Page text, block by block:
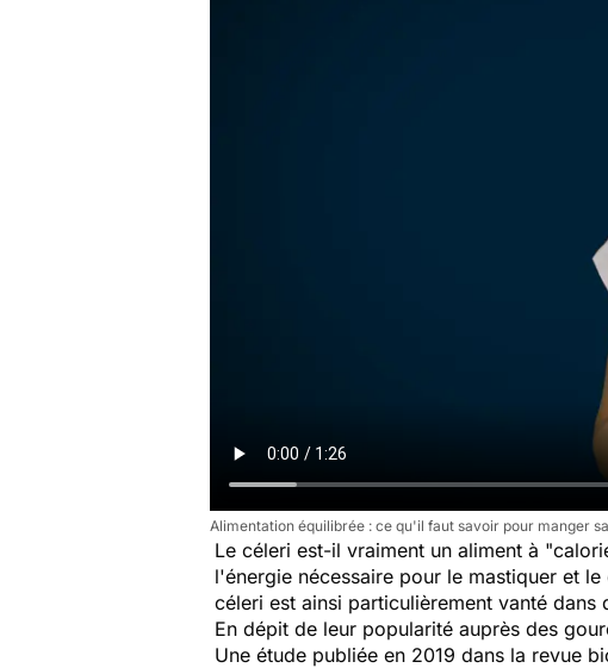
Alimentation équilibrée : ce qu'il faut savoir pour manger
Le céleri est-il vraiment un aliment à
l'énergie nécessaire pour le mastiquer et
céleri est ainsi particulièrement vanté dans
En dépit de leur popularité auprès des
Une étude publiée en 2019 dans la revue